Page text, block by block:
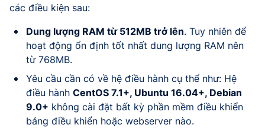
các điều kiện sau:
Dung lượng RAM từ 512MB trở lên. Tuy nhiên để
hoạt động ổn định tốt nhất dung lượng RAM nên
từ 768MB.
Yêu cầu cần có về hệ điều hành cụ thể như: Hệ
điều hành CentOS 7.1+, Ubuntu 16.04+, Debian
9.0+ không cài đặt bất kỳ phần mềm điều khiển
bảng điều khiển hoặc webserver nào.